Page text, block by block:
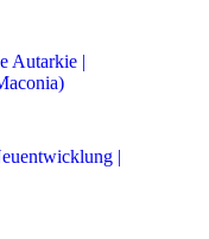
Autarkie |
|